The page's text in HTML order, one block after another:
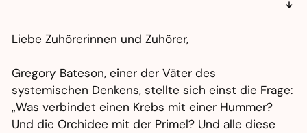
Liebe Zuhörerinnen und Zuhörer,
Gregory Bateson, einer der Väter des
systemischen Denkens, stellte sich einst die Frage:
„Was verbindet einen Krebs mit einer Hummer?
Und die Orchidee mit der Primel? Und alle diese